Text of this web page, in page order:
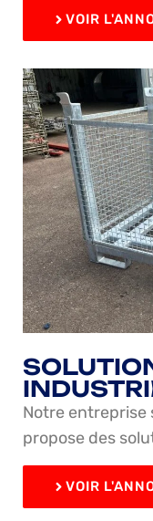
VOIR
Notre entreprise
propose des
VOIR